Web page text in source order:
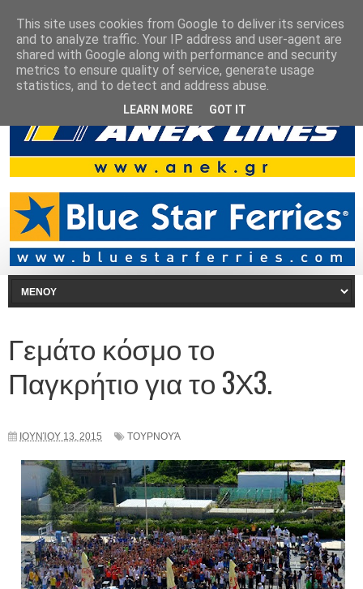
Γεμάτο κόσμο το
Παγκρήτιο για το 3Χ3.
ΙΟΥΝΊΟΥ 13, 2015 ΤΟΥΡΝΟΥΆ
This site uses cookies from Google to deliver its services
and to analyze traffic. Your IP address and user-agent are
shared with Google along with performance and security
metrics to ensure quality of service, generate usage
statistics, and to detect and address abuse.
LEARN MORE GOT IT